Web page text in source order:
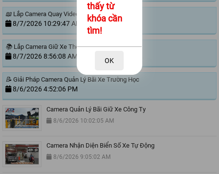
thấy từ
khóa cần
tìm!
OK
📖 Lắp Camera Quay Video Đóng Hàng Ngoài Sàn
8/7/2026 10:29:47 AM
📚 Lắp Camera Giữ Xe Thông Minh
8/7/2026 8:56:08 AM
📝 Giải Pháp Camera Quản Lý Bãi Xe Trường Học
8/6/2026 4:52:06 PM
Camera Quản Lý Bãi Giữ Xe Công Ty
8/6/2026 10:02:05 AM
Camera Nhận Diện Biển Số Xe Tự Động
8/6/2026 9:05:02 AM